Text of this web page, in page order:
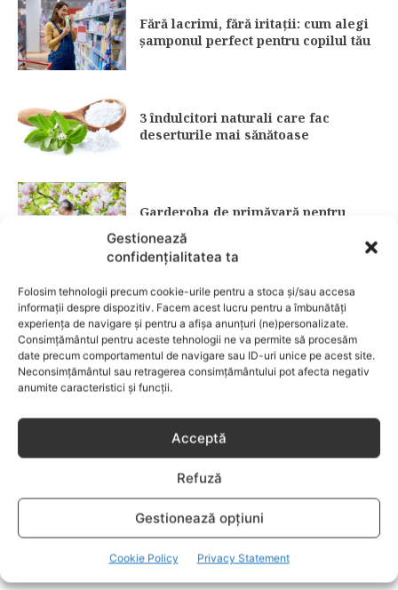
Gestionează
confidențialitatea ta
Folosim tehnologii precum cookie-urile pentru a stoca și/sau accesa
informații despre dispozitiv. Facem acest lucru pentru a îmbunătăți
experiența de navigare și pentru a afișa anunțuri (ne)personalizate.
Consimțământul pentru aceste tehnologii ne va permite să procesăm
date precum comportamentul de navigare sau ID-uri unice pe acest site.
Neconsimțământul sau retragerea consimțământului pot afecta negativ
anumite caracteristici și funcții.
Acceptă
Refuză
Gestionează opțiuni
Cookie Policy Privacy Statement
Fără lacrimi, fără iritații: cum alegi
șamponul perfect pentru copilul tău
3 îndulcitori naturali care fac
deserturile mai sănătoase
Garderoba de primăvară pentru
CATEGORII POPULARE
EVENIMENTE
LIFESTYLE
COPII
633
FAMILIA
582
SANATATE COPII
424
DEZVOLTAREA COPILULUI
RETETE
259